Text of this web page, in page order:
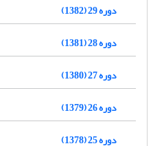
دوره 29 (1382)
دوره 28 (1381)
دوره 27 (1380)
دوره 26 (1379)
دوره 25 (1378)